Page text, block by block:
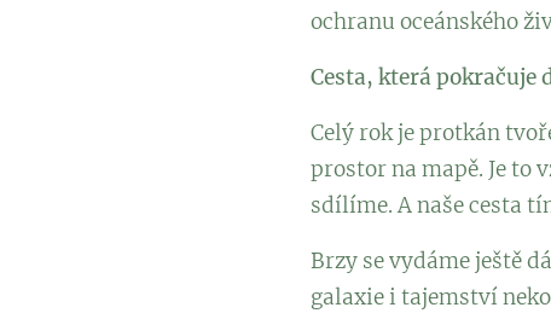
ochranu oceánského
Cesta, která pokračuje
Celý rok je protkán
prostor na mapě. Je to
sdílíme. A naše cesta
Brzy se vydáme ještě
galaxie i tajemství